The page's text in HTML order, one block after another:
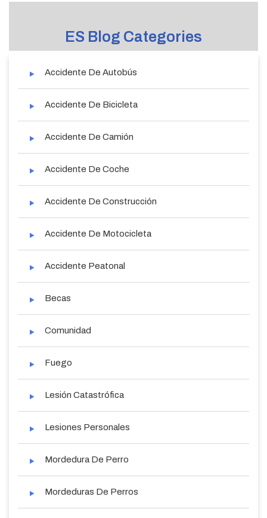
ES Blog Categories
Accidente De Autobús
Accidente De Bicicleta
Accidente De Camión
Accidente De Coche
Accidente De Construcción
Accidente De Motocicleta
Accidente Peatonal
Becas
Comunidad
Fuego
Lesión Catastrófica
Lesiones Personales
Mordedura De Perro
Mordeduras De Perros